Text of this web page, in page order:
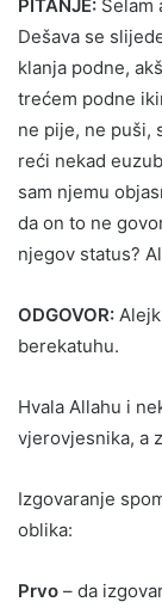
PITANJE: Selam
Dešava se
klanja podne,
trećem podne
ne pije, ne puši,
reći nekad
sam njemu
da on to ne
njegov status?
ODGOVOR:
berekatuhu.
Hvala Allahu i
vjerovjesnika, a
Izgovaranje
oblika:
Prvo – da